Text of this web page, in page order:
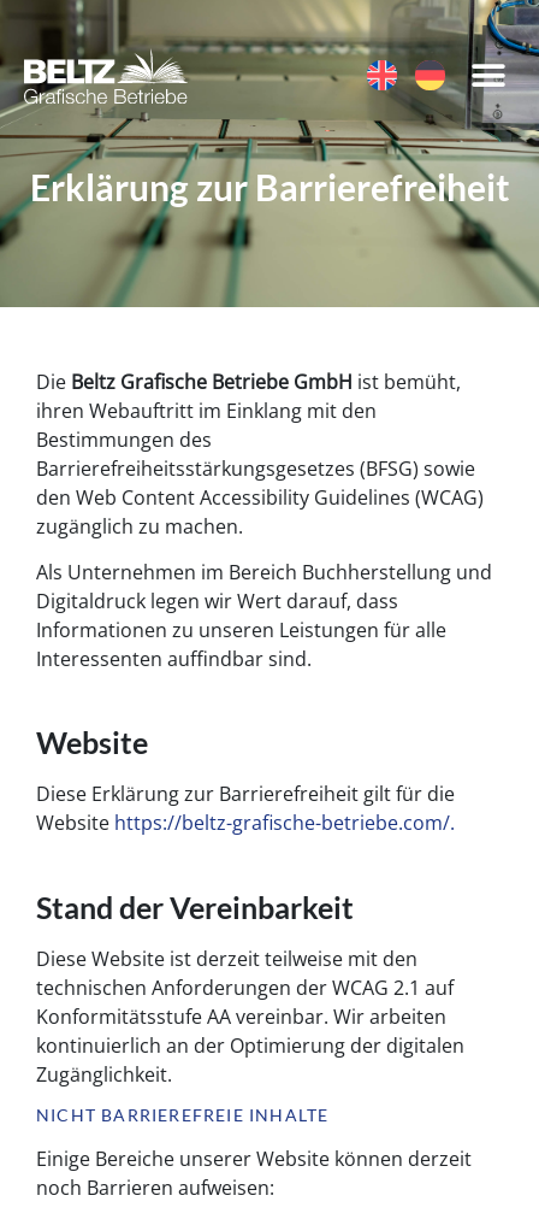
Erklärung zur Barrierefreiheit
Die Beltz Grafische Betriebe GmbH ist bemüht,
ihren Webauftritt im Einklang mit den
Bestimmungen des
Barrierefreiheitsstärkungsgesetzes (BFSG) sowie
den Web Content Accessibility Guidelines (WCAG)
zugänglich zu machen.
Als Unternehmen im Bereich Buchherstellung und
Digitaldruck legen wir Wert darauf, dass
Informationen zu unseren Leistungen für alle
Interessenten auffindbar sind.
Website
Diese Erklärung zur Barrierefreiheit gilt für die
Website https://beltz-grafische-betriebe.com/.
Stand der Vereinbarkeit
Diese Website ist derzeit teilweise mit den
technischen Anforderungen der WCAG 2.1 auf
Konformitätsstufe AA vereinbar. Wir arbeiten
kontinuierlich an der Optimierung der digitalen
Zugänglichkeit.
NICHT BARRIEREFREIE INHALTE
Einige Bereiche unserer Website können derzeit
noch Barrieren aufweisen: